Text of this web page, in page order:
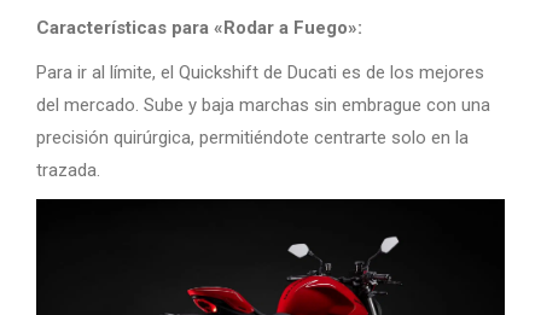
Características para «Rodar a Fuego»:
Para ir al límite, el Quickshift de Ducati es de los mejores
del mercado. Sube y baja marchas sin embrague con una
precisión quirúrgica, permitiéndote centrarte solo en la
trazada.